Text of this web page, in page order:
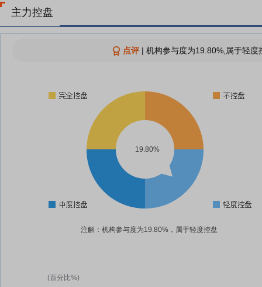
主力控盘
点评| 机构参与度为19.80%,属于轻
19.80%
注解：机构参与度为19.80%，属于轻度控盘